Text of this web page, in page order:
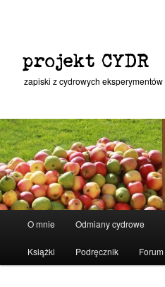
projekt CYDR
zapiski z cydrowych eksperymentów
O mnie Odmiany cydrowe
Książki Podręcznik Forum